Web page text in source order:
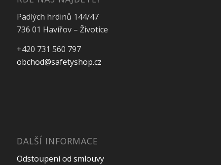
Padlých hrdinů 144/47
736 01 Havířov – Životice
+420 731 560 797
obchod@safetyshop.cz
DALŠÍ INFORMACE
Odstoupení od smlouvy